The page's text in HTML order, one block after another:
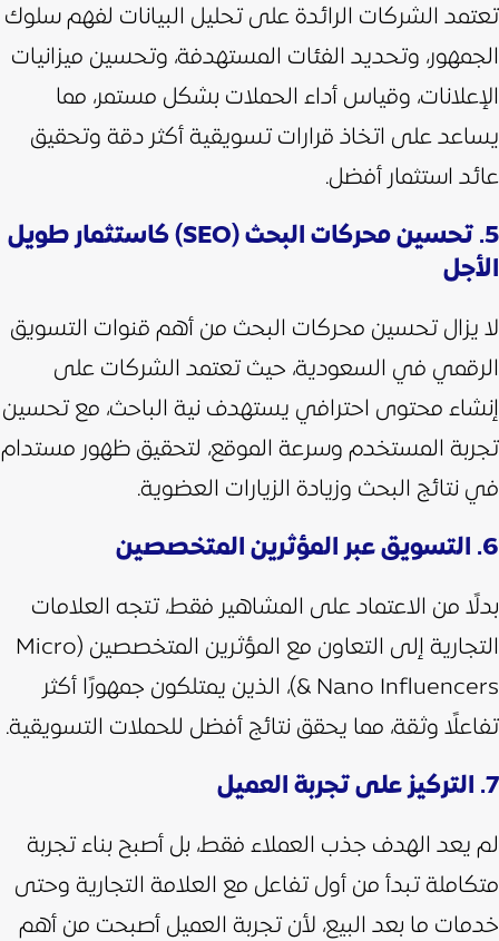
تعتمد الشركات الرائدة على تحليل البيانات لفهم سلوك
الجمهور، وتحديد الفئات المستهدفة، وتحسين ميزانيات
الإعلانات، وقياس أداء الحملات بشكل مستمر، مما
يساعد على اتخاذ قرارات تسويقية أكثر دقة وتحقيق
عائد استثمار أفضل.
5. تحسين محركات البحث (SEO) كاستثمار طويل
الأجل
لا يزال تحسين محركات البحث من أهم قنوات التسويق
الرقمي في السعودية، حيث تعتمد الشركات على
إنشاء محتوى احترافي يستهدف نية الباحث، مع تحسين
تجربة المستخدم وسرعة الموقع، لتحقيق ظهور مستدام
في نتائج البحث وزيادة الزيارات العضوية.
6. التسويق عبر المؤثرين المتخصصين
بدلًا من الاعتماد على المشاهير فقط، تتجه العلامات
التجارية إلى التعاون مع المؤثرين المتخصصين (Micro
& Nano Influencers)، الذين يمتلكون جمهورًا أكثر
تفاعلًا وثقة، مما يحقق نتائج أفضل للحملات التسويقية.
7. التركيز على تجربة العميل
لم يعد الهدف جذب العملاء فقط، بل أصبح بناء تجربة
متكاملة تبدأ من أول تفاعل مع العلامة التجارية وحتى
خدمات ما بعد البيع، لأن تجربة العميل أصبحت من أهم